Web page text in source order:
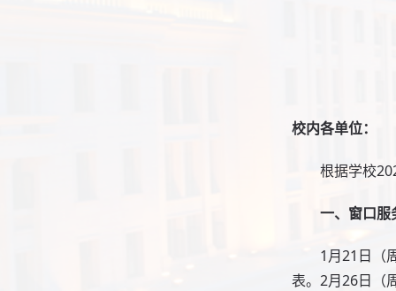
校内各单位：
根据学校
一、窗口服
1月21日（
表。2月26日（